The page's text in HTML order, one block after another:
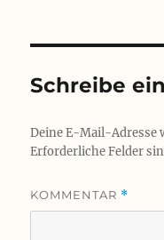
Schreibe
Deine E-Mail-
Erforderliche Felder
KOMMENTAR *